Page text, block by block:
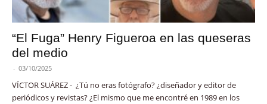
“El Fuga” Henry Figueroa en las queseras
del medio
- 03/10/2025
VÍCTOR SUÁREZ - ¿Tú no eras fotógrafo? ¿diseñador y editor de
periódicos y revistas? ¿El mismo que me encontré en 1989 en los